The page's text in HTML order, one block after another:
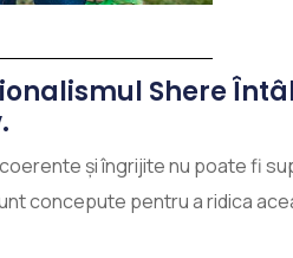
Shere
și îngrijite nu poate fi
concepute pentru a ridica